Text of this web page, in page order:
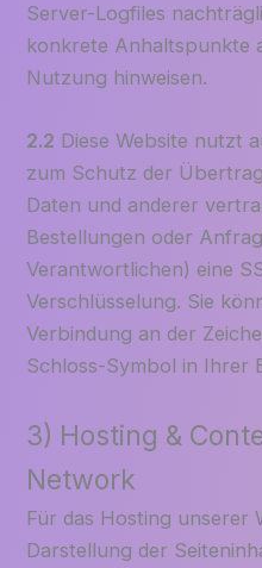
Server-Logfiles
konkrete Anhaltspunkte
Nutzung hinweisen.
2.2 Diese Website nutzt
zum Schutz der
Daten und anderer
Bestellungen oder
Verantwortlichen) eine
Verschlüsselung. Sie
Verbindung an der
Schloss-Symbol in Ihrer
3) Hosting &
Network
Für das Hosting unserer
Darstellung der